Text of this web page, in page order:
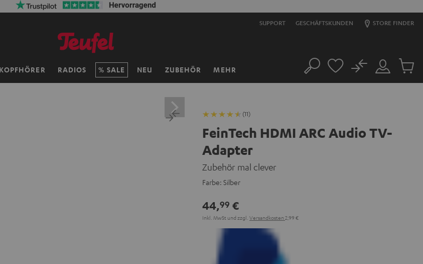
SUPPORT GESCHÄFTSKUNDEN STORE FINDER
KOPFHÖRER RADIOS SALE NEU ZUBEHÖR MEHR Suche
Mein
Konto
No
Artikel
(11)
FeinTech HDMI ARC Audio TV-
Adapter
Zubehör mal clever
Farbe: Silber
44,99 €
Inkl. MwSt und zzgl. Versandkosten 2,99 €